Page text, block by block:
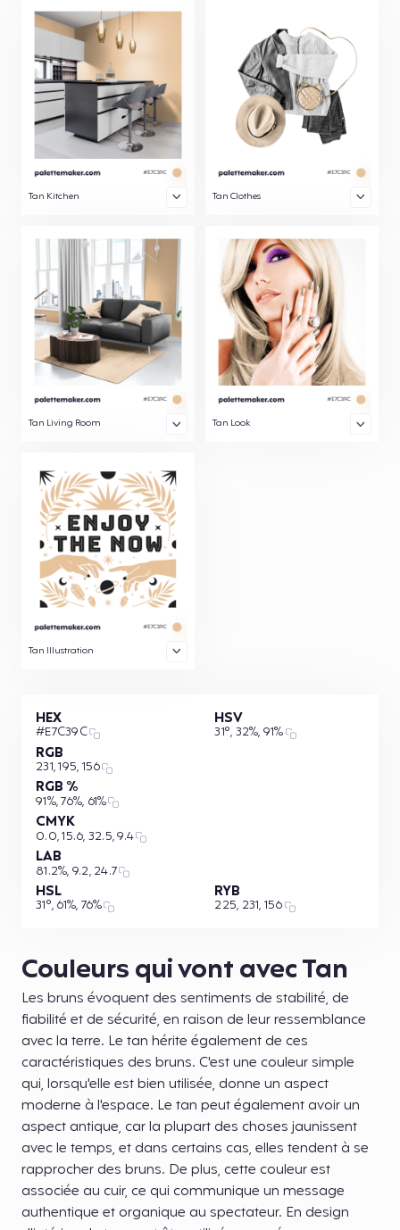
Tan Kitchen Tan Clothes
Tan Living Room Tan Look
Tan Illustration
Couleurs qui vont avec Tan
Les bruns évoquent des sentiments de stabilité, de
fiabilité et de sécurité, en raison de leur ressemblance
avec la terre. Le tan hérite également de ces
caractéristiques des bruns. C'est une couleur simple
qui, lorsqu'elle est bien utilisée, donne un aspect
moderne à l'espace. Le tan peut également avoir un
aspect antique, car la plupart des choses jaunissent
avec le temps, et dans certains cas, elles tendent à se
rapprocher des bruns. De plus, cette couleur est
associée au cuir, ce qui communique un message
authentique et organique au spectateur. En design
HEX
#E7C39C
RGB
231, 195, 156
RGB %
91%, 76%, 61%
CMYK
0.0, 15.6, 32.5, 9.4
LAB
81.2%, 9.2, 24.7
HSL
31°, 61%, 76%
HSV
31°, 32%, 91%
RYB
225, 231, 156